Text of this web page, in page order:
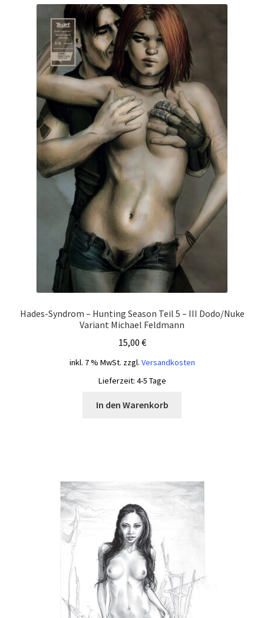
Hades-Syndrom – Hunting Season Teil 5 – III Dodo/Nuke
Variant Michael Feldmann
15,00 €
inkl. 7 % MwSt. zzgl. Versandkosten
Lieferzeit: 4-5 Tage
In den Warenkorb